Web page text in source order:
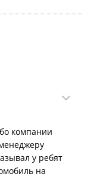
компании
у ребят
на